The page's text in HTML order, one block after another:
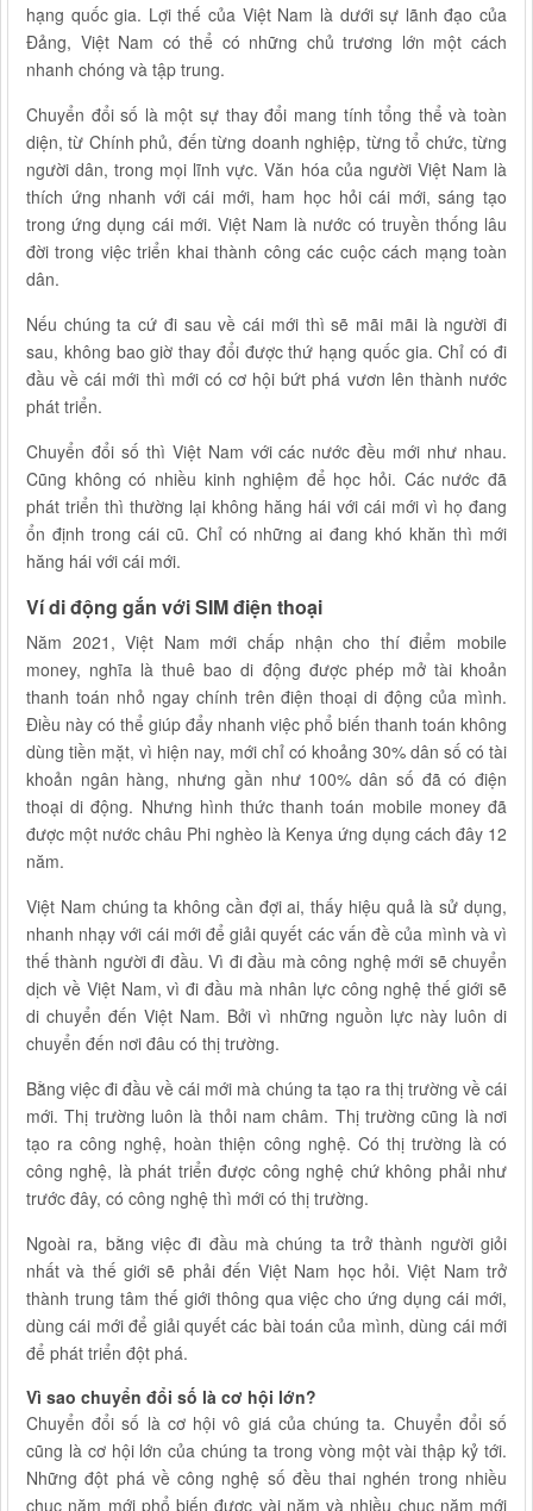
hạng quốc gia. Lợi thế của Việt Nam là dưới sự lãnh đạo của
Đảng, Việt Nam có thể có những chủ trương lớn một cách
nhanh chóng và tập trung.
Chuyển đổi số là một sự thay đổi mang tính tổng thể và toàn
diện, từ Chính phủ, đến từng doanh nghiệp, từng tổ chức, từng
người dân, trong mọi lĩnh vực. Văn hóa của người Việt Nam là
thích ứng nhanh với cái mới, ham học hỏi cái mới, sáng tạo
trong ứng dụng cái mới. Việt Nam là nước có truyền thống lâu
đời trong việc triển khai thành công các cuộc cách mạng toàn
dân.
Nếu chúng ta cứ đi sau về cái mới thì sẽ mãi mãi là người đi
sau, không bao giờ thay đổi được thứ hạng quốc gia. Chỉ có đi
đầu về cái mới thì mới có cơ hội bứt phá vươn lên thành nước
phát triển.
Chuyển đổi số thì Việt Nam với các nước đều mới như nhau.
Cũng không có nhiều kinh nghiệm để học hỏi. Các nước đã
phát triển thì thường lại không hăng hái với cái mới vì họ đang
ổn định trong cái cũ. Chỉ có những ai đang khó khăn thì mới
hăng hái với cái mới.
Ví di động gắn với SIM điện thoại
Năm 2021, Việt Nam mới chấp nhận cho thí điểm mobile
money, nghĩa là thuê bao di động được phép mở tài khoản
thanh toán nhỏ ngay chính trên điện thoại di động của mình.
Điều này có thể giúp đẩy nhanh việc phổ biến thanh toán không
dùng tiền mặt, vì hiện nay, mới chỉ có khoảng 30% dân số có tài
khoản ngân hàng, nhưng gần như 100% dân số đã có điện
thoại di động. Nhưng hình thức thanh toán mobile money đã
được một nước châu Phi nghèo là Kenya ứng dụng cách đây 12
năm.
Việt Nam chúng ta không cần đợi ai, thấy hiệu quả là sử dụng,
nhanh nhạy với cái mới để giải quyết các vấn đề của mình và vì
thế thành người đi đầu. Vì đi đầu mà công nghệ mới sẽ chuyển
dịch về Việt Nam, vì đi đầu mà nhân lực công nghệ thế giới sẽ
di chuyển đến Việt Nam. Bởi vì những nguồn lực này luôn di
chuyển đến nơi đâu có thị trường.
Bằng việc đi đầu về cái mới mà chúng ta tạo ra thị trường về cái
mới. Thị trường luôn là thỏi nam châm. Thị trường cũng là nơi
tạo ra công nghệ, hoàn thiện công nghệ. Có thị trường là có
công nghệ, là phát triển được công nghệ chứ không phải như
trước đây, có công nghệ thì mới có thị trường.
Ngoài ra, bằng việc đi đầu mà chúng ta trở thành người giỏi
nhất và thế giới sẽ phải đến Việt Nam học hỏi. Việt Nam trở
thành trung tâm thế giới thông qua việc cho ứng dụng cái mới,
dùng cái mới để giải quyết các bài toán của mình, dùng cái mới
để phát triển đột phá.
Vì sao chuyển đổi số là cơ hội lớn?
Chuyển đổi số là cơ hội vô giá của chúng ta. Chuyển đổi số
cũng là cơ hội lớn của chúng ta trong vòng một vài thập kỷ tới.
Những đột phá về công nghệ số đều thai nghén trong nhiều
chục năm mới phổ biến được vài năm và nhiều chục năm mới